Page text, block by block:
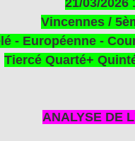
Vincennes / 5
- Européenne -
Tiercé Quarté+
ANALYSE DE